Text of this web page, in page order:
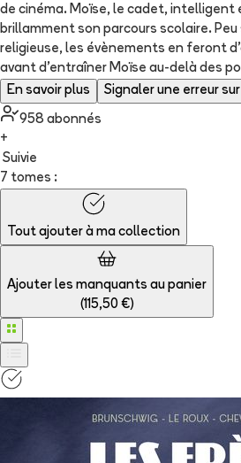
de cinéma. Moïse, le cadet, intelligent
brillamment son parcours scolaire.
religieuse, les évènements en feront
avant d’entraîner Moïse au-delà des
En savoir plus
Signaler une erreur
958 abonnés
+
Suivie
7 tomes :
Tout ajouter à ma collection
Ajouter les manquants au panier
(115,50 €)